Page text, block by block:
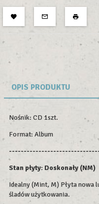
OPIS PRODUKTU
Nośnik: CD 1szt.
Format: Album
Stan płyty: Doskonały (NM)
Idealny (Mint, M) Płyta nowa
śladów użytkowania.